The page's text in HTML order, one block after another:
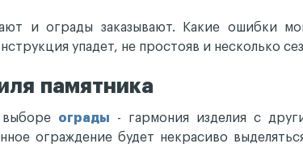
и ограды заказывают. Какие ошибки
упадет, не простояв и несколько
памятника
ограды - гармония изделия с
ограждение будет некрасиво